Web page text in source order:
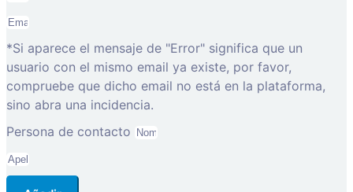
*Si aparece el mensaje de "Error" significa que un
usuario con el mismo email ya existe, por favor,
compruebe que dicho email no está en la plataforma,
sino abra una incidencia.
Persona de contacto